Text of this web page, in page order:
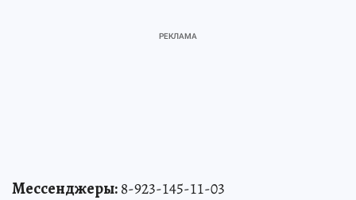
Мессенджеры:8-923-145-11-03